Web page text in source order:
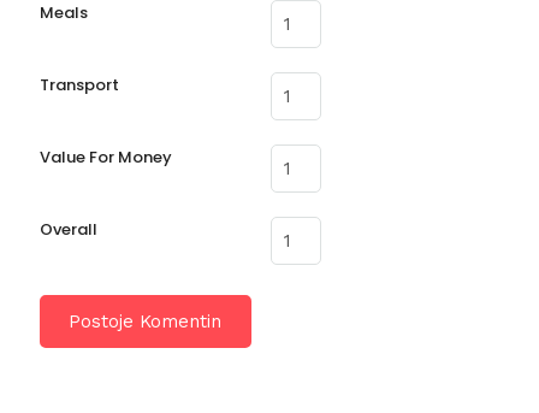
Meals
Transport
Value For Money
Overall